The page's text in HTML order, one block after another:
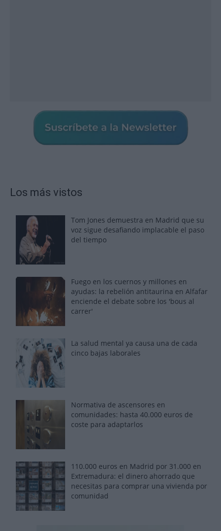
Los más vistos
Tom Jones demuestra en Madrid que su
voz sigue desafiando implacable el paso
del tiempo
Fuego en los cuernos y millones en
ayudas: la rebelión antitaurina en Alfafar
enciende el debate sobre los 'bous al
carrer'
La salud mental ya causa una de cada
cinco bajas laborales
Normativa de ascensores en
comunidades: hasta 40.000 euros de
coste para adaptarlos
110.000 euros en Madrid por 31.000 en
Extremadura: el dinero ahorrado que
necesitas para comprar una vivienda por
comunidad